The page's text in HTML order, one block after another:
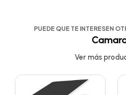
PUEDE QUE TE INTERESEN
Ver más